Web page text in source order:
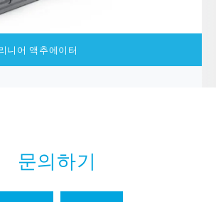
니어 액추에이터